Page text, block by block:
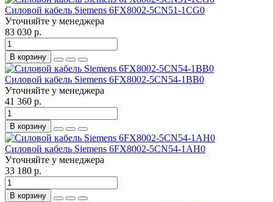
Силовой кабель Siemens 6FX8002-5CN51-1CG0
Уточняйте у менеджера
83 030 р.
В корзину
Силовой кабель Siemens 6FX8002-5CN54-1BB0
Уточняйте у менеджера
41 360 р.
В корзину
Силовой кабель Siemens 6FX8002-5CN54-1AH0
Уточняйте у менеджера
33 180 р.
В корзину